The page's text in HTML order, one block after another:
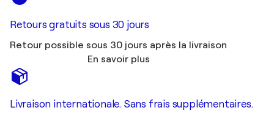
Retours gratuits sous 30 jours
Retour possible sous 30 jours après la livraison
En savoir plus
Livraison internationale. Sans frais supplémentaires.